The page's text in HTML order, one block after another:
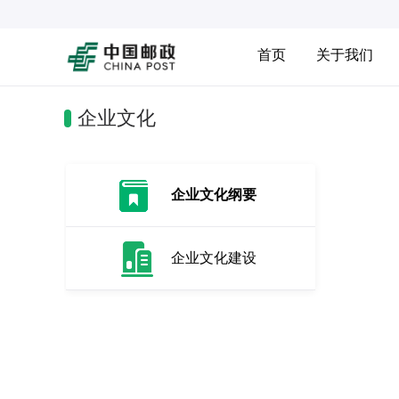
首页 关于我们
企业文化
企业文化纲要
企业文化建设